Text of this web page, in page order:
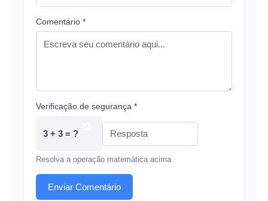
Comentário *
Verificação de segurança *
3 + 3 = ?
Resolva a operação matemática acima
Enviar Comentário